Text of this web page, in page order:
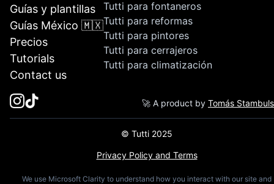
Guías y plantillas
Guías México 🇲🇽
Precios
Tutorials
Contact us
Tutti para fontaneros
Tutti para reformas
Tutti para pintores
Tutti para cerrajeros
Tutti para climatización
🚀 A product by Tomás
© Tutti 2025
Privacy Policy and Terms
We use Microsoft Clarity to understand how you interact with our site and